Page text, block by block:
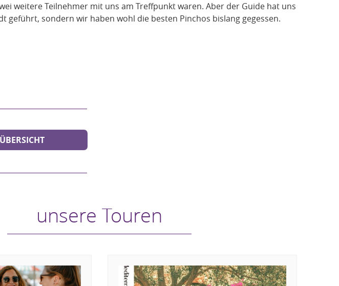
weitere Teilnehmer mit uns am Treffpunkt waren. Aber der Guide hat uns
sondern wir haben wohl die besten Pinchos bislang gegessen.
unsere Touren